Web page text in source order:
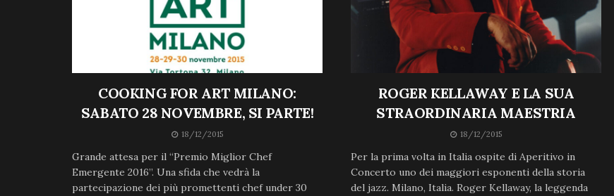
COOKING FOR ART MILANO:
SABATO 28 NOVEMBRE, SI PARTE!
18/12/2015
Grande attesa per il “Premio Miglior Chef
Emergente 2016”. Una sfida che vedrà la
partecipazione dei più promettenti chef under 30
ROGER KELLAWAY E LA SUA
STRAORDINARIA MAESTRIA
18/12/2015
Per la prima volta in Italia ospite di Aperitivo in
Concerto uno dei maggiori esponenti della storia
del jazz. Milano, Italia. Roger Kellaway, la leggenda